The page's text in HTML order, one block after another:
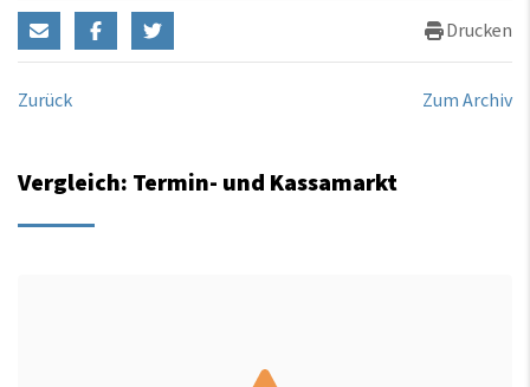
Drucken
Zurück Zum Archiv
Vergleich: Termin- und Kassamarkt